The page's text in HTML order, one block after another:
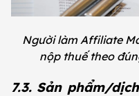
Người làm Affiliate
nộp thuế theo
7.3. Sản phẩm/